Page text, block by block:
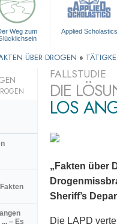
Weg zum
Applied Scholastics
ÜBER DROGEN »
FALLSTUDIE
DIE
LOS
„Fakten über
Sheriff’s
Die LAPD
– Es